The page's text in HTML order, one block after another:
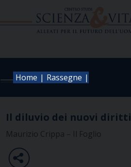
Home | Rassegne |
Il diluvio dei nuovi diritti
Maurizio Crippa – Il Foglio